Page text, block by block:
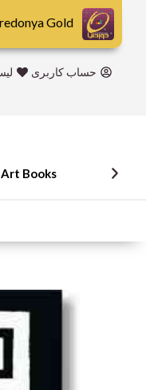
محتوا
حساب کاربری
Art Books